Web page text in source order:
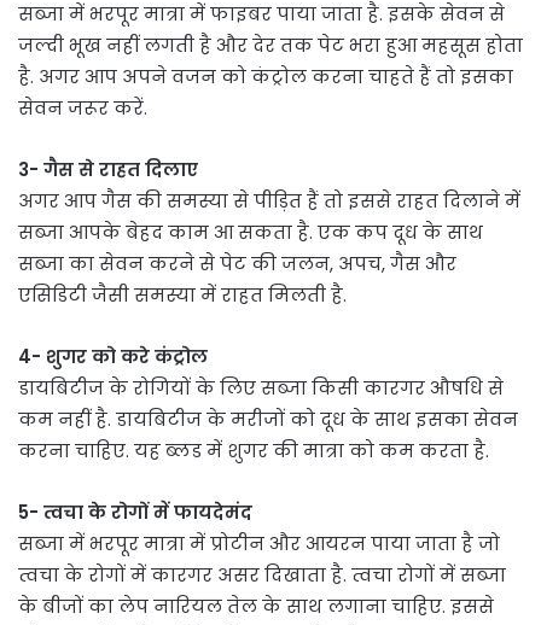
सब्जा में भरपूर मात्रा में फाइबर पाया जाता है. इसके सेवन से
जल्दी भूख नहीं लगती है और देर तक पेट भरा हुआ महसूस होता
है. अगर आप अपने वजन को कंट्रोल करना चाहते हैं तो इसका
सेवन जरूर करें.
3- गैस से राहत दिलाए
अगर आप गैस की समस्या से पीड़ित हैं तो इससे राहत दिलाने में
सब्जा आपके बेहद काम आ सकता है. एक कप दूध के साथ
सब्जा का सेवन करने से पेट की जलन, अपच, गैस और
एसिडिटी जैसी समस्या में राहत मिलती है.
4- शुगर को करे कंट्रोल
डायबिटीज के रोगियों के लिए सब्जा किसी कारगर औषधि से
कम नहीं है. डायबिटीज के मरीजों को दूध के साथ इसका सेवन
करना चाहिए. यह ब्लड में शुगर की मात्रा को कम करता है.
5- त्वचा के रोगों में फायदेमंद
सब्जा में भरपूर मात्रा में प्रोटीन और आयरन पाया जाता है जो
त्वचा के रोगों में कारगर असर दिखाता है. त्वचा रोगों में सब्जा
के बीजों का लेप नारियल तेल के साथ लगाना चाहिए. इससे